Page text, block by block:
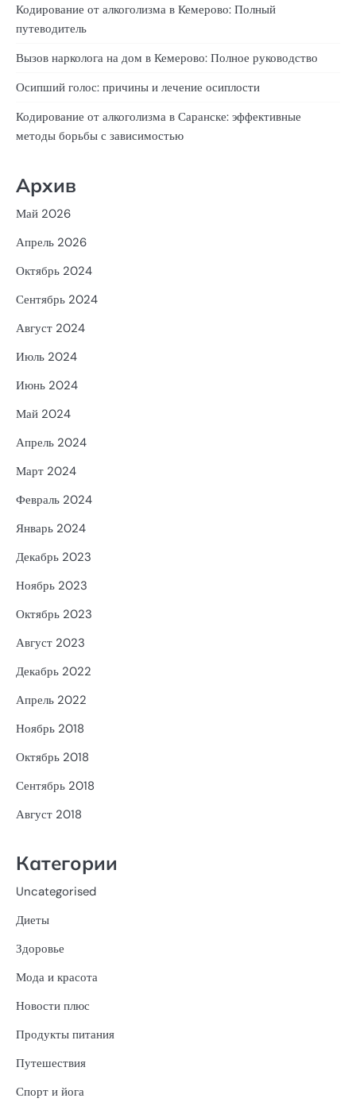
Кодирование от алкоголизма в Кемерово: Полный
путеводитель
Вызов нарколога на дом в Кемерово: Полное руководство
Осипший голос: причины и лечение осиплости
Кодирование от алкоголизма в Саранске: эффективные
методы борьбы с зависимостью
Архив
Май 2026
Апрель 2026
Октябрь 2024
Сентябрь 2024
Август 2024
Июль 2024
Июнь 2024
Май 2024
Апрель 2024
Март 2024
Февраль 2024
Январь 2024
Декабрь 2023
Ноябрь 2023
Октябрь 2023
Август 2023
Декабрь 2022
Апрель 2022
Ноябрь 2018
Октябрь 2018
Сентябрь 2018
Август 2018
Категории
Uncategorised
Диеты
Здоровье
Мода и красота
Новости плюс
Продукты питания
Путешествия
Спорт и йога